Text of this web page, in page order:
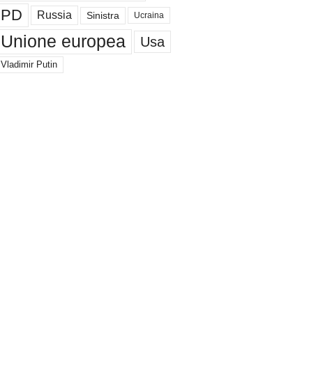
PD Russia Sinistra Ucraina
Unione europea Usa
Vladimir Putin